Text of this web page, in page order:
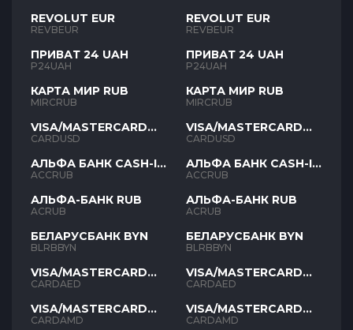
REVOLUT EUR
REVBEUR
ПРИВАТ 24 UAH
P24UAH
КАРТА МИР RUB
MIRCRUB
VISA/MASTERCARD
USD
CARDUSD
АЛЬФА БАНК CASH-IN
RUB
ACCRUB
АЛЬФА-БАНК RUB
ACRUB
БЕЛАРУСБАНК BYN
BLRBBYN
VISA/MASTERCARD
AED
CARDAED
VISA/MASTERCARD
AMD
CARDAMD
REVOLUT EUR
REVBEUR
ПРИВАТ 24 UAH
P24UAH
КАРТА МИР RUB
MIRCRUB
VISA/MASTERCARD
USD
CARDUSD
АЛЬФА БАНК CASH-IN
RUB
ACCRUB
АЛЬФА-БАНК RUB
ACRUB
БЕЛАРУСБАНК BYN
BLRBBYN
VISA/MASTERCARD
AED
CARDAED
VISA/MASTERCARD
AMD
CARDAMD